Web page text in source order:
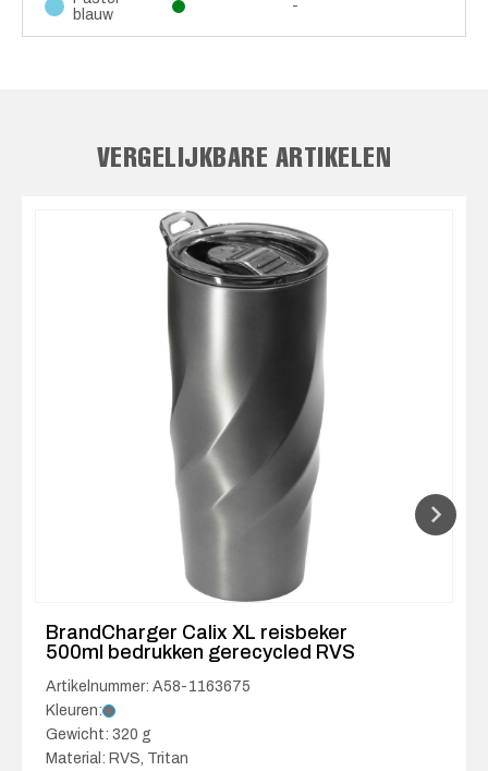
blauw
-
VERGELIJKBARE ARTIKELEN
BrandCharger Calix XL reisbeker
500ml bedrukken gerecycled RVS
Artikelnummer: A58-1163675
Kleuren:
Gewicht: 320 g
Material: RVS, Tritan